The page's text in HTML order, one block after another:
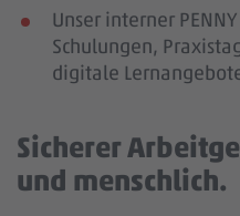
Unser interner
Schulungen,
digitale
Sicherer
und menschlich.